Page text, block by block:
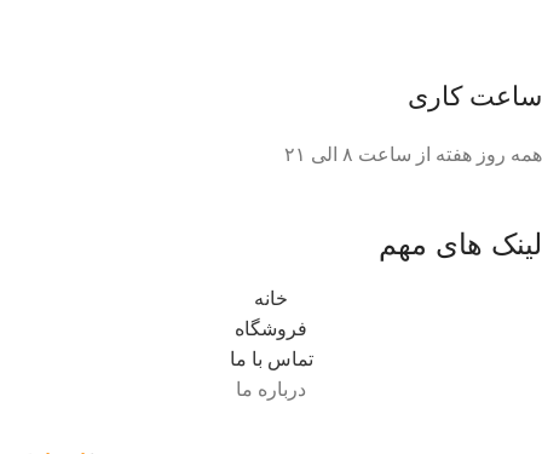
ساعت کاری
همه روز هفته از ساعت ٨ الی ۲۱
لینک های مهم
خانه
فروشگاه
تماس با ما
درباره ما